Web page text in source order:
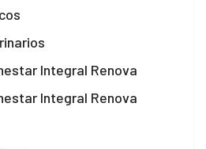
Integral Renova
Integral Renova